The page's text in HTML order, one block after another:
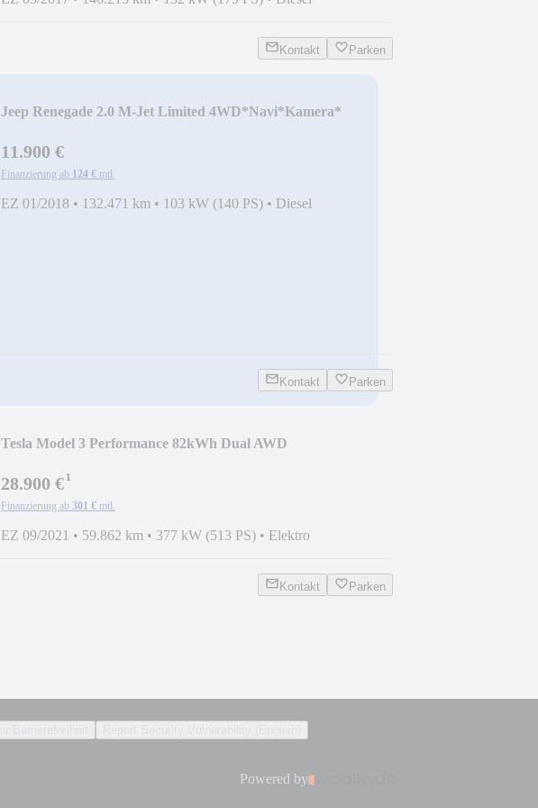
Kontakt Parken
Jeep Renegade 2.0 M-Jet Limited 4WD*Navi*Kamera*
11.900 €
Finanzierung ab 124 € mtl.
EZ 01/2018 • 132.471 km • 103 kW (140 PS) • Diesel
Kontakt Parken
Tesla Model 3 Performance 82kWh Dual AWD
28.900 €¹
Finanzierung ab 301 € mtl.
EZ 09/2021 • 59.862 km • 377 kW (513 PS) • Elektro
Kontakt Parken
Powered by